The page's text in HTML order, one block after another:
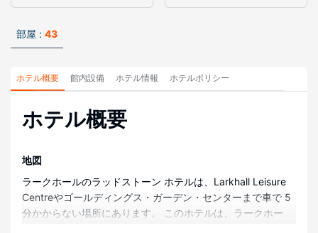
部屋 : 43
ホテル概要 館内設備 ホテル情報 ホテルポリシー
ホテル概要
地図
ラークホールのラッドストーン ホテルは、Larkhall Leisure
Centreやゴールディングス・ガーデン・センターまで車で 5
分かからない場所にあります。 このホテルは、ラークホー